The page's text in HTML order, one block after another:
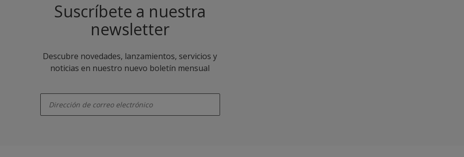
Suscríbete a nuestra
newsletter
Descubre novedades, lanzamientos, servicios y
noticias en nuestro nuevo boletín mensual